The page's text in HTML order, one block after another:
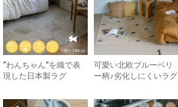
”わんちゃん”を織で表
現した日本製ラグ
可愛い北欧ブルーベリ
ー柄♪劣化しにくいラグ